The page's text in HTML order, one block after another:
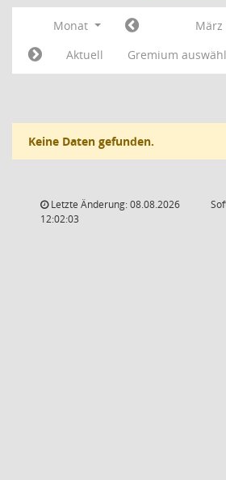
Monat März
Aktuell
Gremium
Keine Daten gefunden.
Letzte Änderung: 08.08.2026
12:02:03